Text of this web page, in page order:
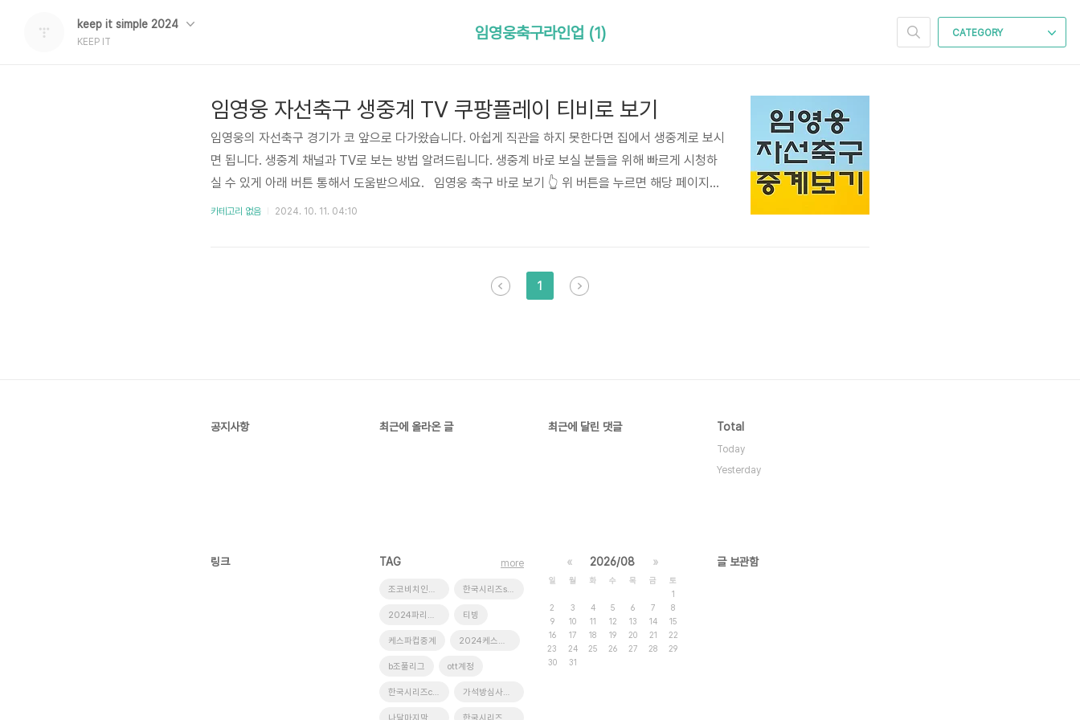
keep it simple 2024
KEEP IT
CATEGORY
임영웅축구라인업 (1)
임영웅 자선축구 생중계 TV 쿠팡플레이 티비로 보기
임영웅의 자선축구 경기가 코 앞으로 다가왔습니다. 아쉽게 직관을 하지 못한다면 집에서 생중계로 보시
면 됩니다. 생중계 채널과 TV로 보는 방법 알려드립니다. 생중계 바로 보실 분들을 위해 빠르게 시청하
실 수 있게 아래 버튼 통해서 도움받으세요. 임영웅 축구 바로 보기 👆️ 위 버튼을 누르면 해당 페이지로
이동합니다. 임영웅 자선축구 중계 보기 하나은행 자선축구 경기는 시작 전부터 볼거리가 가득하다고
료 중계 👆️ 쿠팡플레이 티비로 보는 방법축구 선수로 변한 임영웅을 크게 보고 싶지 않으..
카테고리 없음 2024. 10. 11. 04:10
1
공지사항 최근에 올라온 글 최근에 달린 댓글 Total
Today
Yesterday
링크 TAG
조코비치인스타 한국시리즈screenx
2024파리올림픽 티빙
케스파컵중계 2024케스파컵
b조풀리그 ott계정
한국시리즈cgv생중계 가석방심사관이한신등장인물
more « 2026/08 »
일 월 화 수 목 금
토
1
2
3 4 5 6 7
8
9
10 11 12 13 14
15
16
17 18 19 20 21
22
23
24 25 26 27 28
29
30
31
글 보관함